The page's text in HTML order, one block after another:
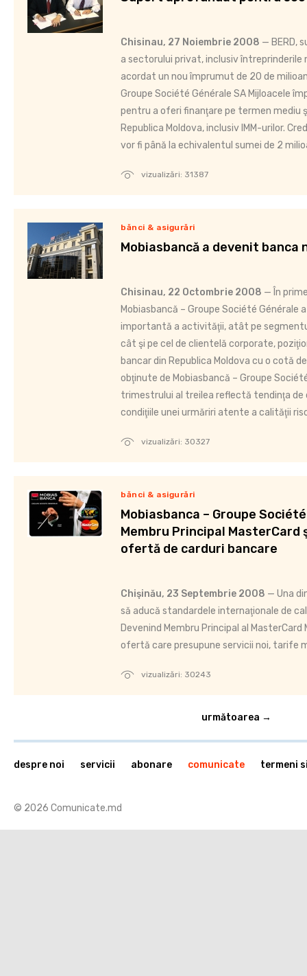
vizualizări: 31387
Chisinau, 27 Noiembrie 2008 — BERD,
a sectorului privat, inclusiv întreprinderile
acordat un nou împrumut de 20 de
Groupe Société Générale SA Mijloacele
pentru a oferi finanţare pe termen mediu
Republica Moldova, inclusiv IMM-urilor.
vor fi până la echivalentul sumei de 2
vizualizări: 30327
bănci & asigurări
Mobiasbancă a devenit banca
Chisinau, 22 Octombrie 2008 — În
Mobiasbancă – Groupe Société
importantă a activităţii, atât pe
cât şi pe cel de clientelă corporate,
bancar din Republica Moldova cu o cotă
obţinute de Mobiasbancă – Groupe
trimestrului al treilea reflectă tendinţa de
condiţiile unei urmăriri atente a calităţii
vizualizări: 30243
bănci & asigurări
Mobiasbanca – Groupe
Membru Principal MasterCard
ofertă de carduri bancare
Chişinău, 23 Septembrie 2008 — Una
să aducă standardele internaţionale de
Devenind Membru Principal al
ofertă care presupune servicii noi, tarife
următoarea →
© 2026 Comunicate.md
despre noi servicii abonare comunicate termeni